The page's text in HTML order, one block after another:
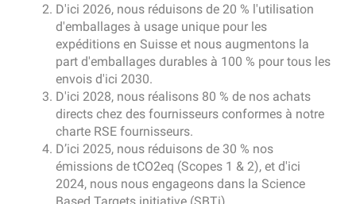
D'ici 2026, nous réduisons de 20 % l'utilisation
d'emballages à usage unique pour les
expéditions en Suisse et nous augmentons la
part d'emballages durables à 100 % pour tous les
envois d'ici 2030.
D'ici 2028, nous réalisons 80 % de nos achats
directs chez des fournisseurs conformes à notre
charte RSE fournisseurs.
D’ici 2025, nous réduisons de 30 % nos
émissions de tCO2eq (Scopes 1 & 2), et d'ici
2024, nous nous engageons dans la Science
Based Targets initiative (SBTi).